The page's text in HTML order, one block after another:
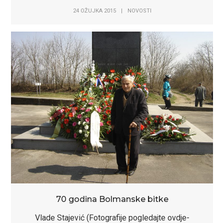
24 OŽUJKA 2015 | NOVOSTI
70 godina Bolmanske bitke
Vlade Stajević (Fotografije pogledajte ovdje-